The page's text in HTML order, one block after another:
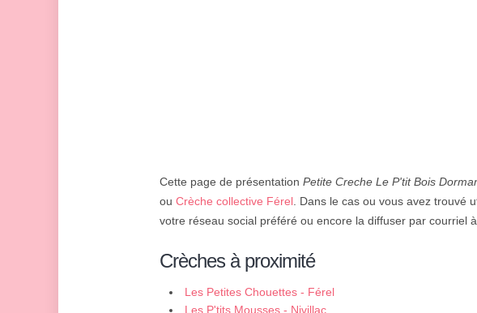
Cette page de présentation Petite Creche Le P'tit Bois
ou Crèche collective Férel. Dans le cas ou vous avez trouvé
votre réseau social préféré ou encore la diffuser par courriel
Crèches à proximité
Les Petites Chouettes - Férel
Les P'tits Mousses - Nivillac